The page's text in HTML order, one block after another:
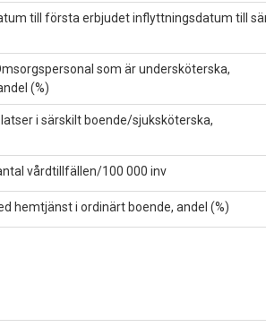
till första erbjudet inflyttningsdatum till
som är undersköterska,
(%)
i särskilt boende/sjuksköterska,
vårdtillfällen/100 000 inv
hemtjänst i ordinärt boende, andel (%)